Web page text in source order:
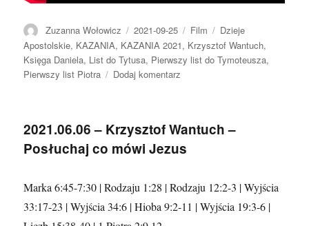
Autor
Zuzanna Wołowicz
Data
publikacji
2021-09-25 Format
Film Kategorie
Dzieje
Apostolskie, KAZANIA, KAZANIA 2021, Krzysztof Wantuch,
Księga Daniela, List do Tytusa, Pierwszy list do Tymoteusza,
Pierwszy list Piotra
Dodaj komentarz
Wantuch
–
nam
starsi
2021.06.06 – Krzysztof Wantuch –
Posłuchaj co mówi Jezus
Marka 6:45-7:30 | Rodzaju 1:28 | Rodzaju 12:2-3 | Wyjścia
33:17-23 | Wyjścia 34:6 | Hioba 9:2-11 | Wyjścia 19:3-6 |